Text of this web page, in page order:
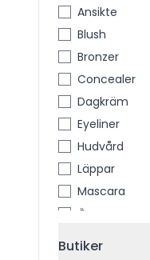
Ansikte
Blush
Bronzer
Concealer
Dagkräm
Eyeliner
Hudvård
Läppar
Mascara
Ögon
Butiker